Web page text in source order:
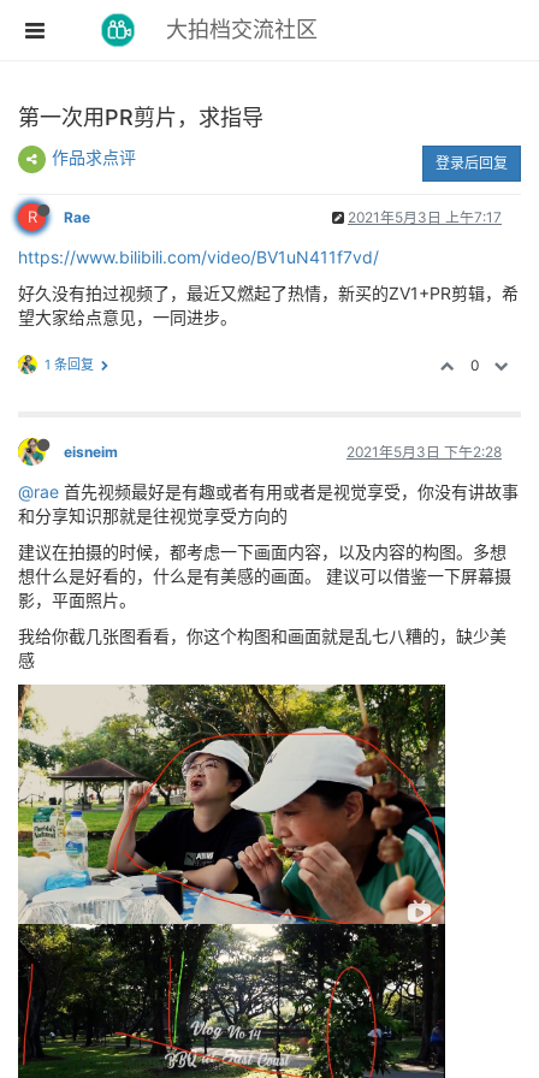
大拍档交流社区
第一次用PR剪片，求指导
作品求点评 登录后回复
R Rae 2021年5月3日 上午7:17
https://www.bilibili.com/video/BV1uN411f7vd/
好久没有拍过视频了，最近又燃起了热情，新买的ZV1+PR剪辑，希
望大家给点意见，一同进步。
1 条回复 0
eisneim 2021年5月3日 下午2:28
@rae 首先视频最好是有趣或者有用或者是视觉享受，你没有讲故事
和分享知识那就是往视觉享受方向的
建议在拍摄的时候，都考虑一下画面内容，以及内容的构图。多想
想什么是好看的，什么是有美感的画面。 建议可以借鉴一下屏幕摄
影，平面照片。
我给你截几张图看看，你这个构图和画面就是乱七八糟的，缺少美
感